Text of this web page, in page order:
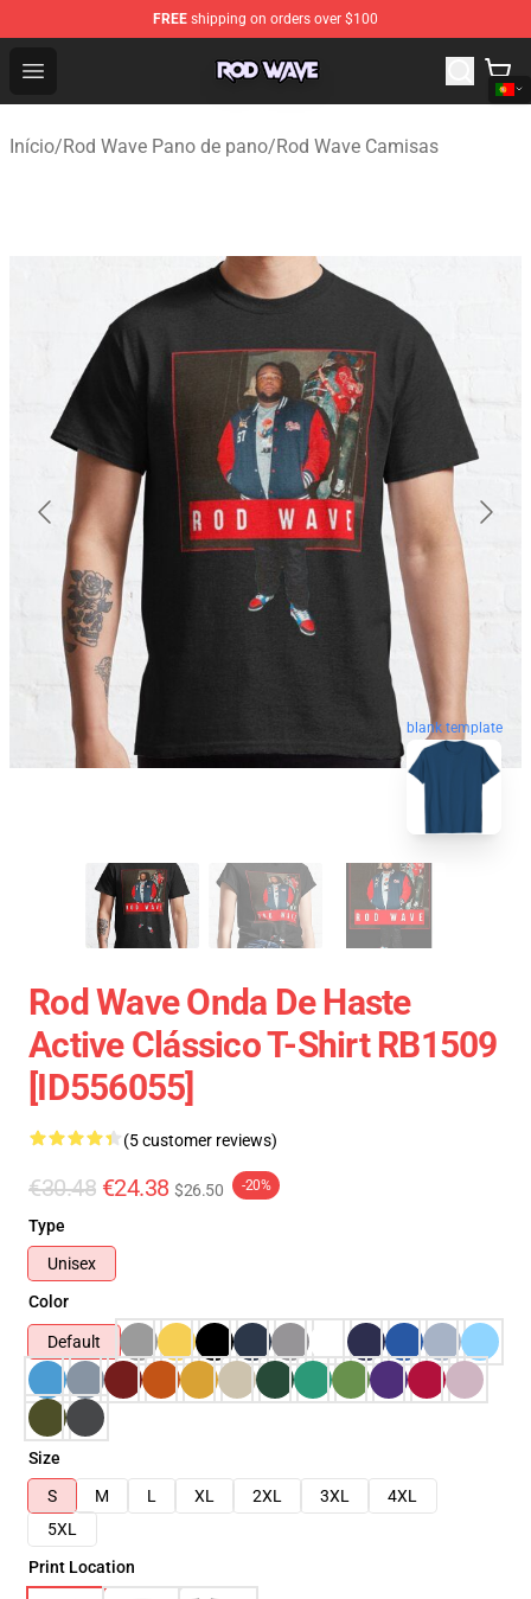
FREE shipping on orders over $100
Open menu
Rod Wave Shop - Official Rod Wave Merchandise Store
Início/Rod Wave Pano de pano/Rod Wave Camisas
blank template
Rod Wave Onda De Haste
Active Clássico T-Shirt RB1509
[ID556055]
(5 customer reviews)
€30.48 €24.38 $26.50 -20%
Type
Unisex
Color
Default
Size
S
M L XL 2XL 3XL
4XL
5XL
Print Location